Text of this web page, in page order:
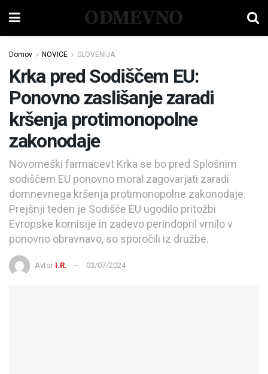
ODMEVNO
Domov NOVICE SLOVENIJA
Krka pred Sodiščem EU:
Ponovno zaslišanje zaradi
kršenja protimonopolne
zakonodaje
Novomeški farmacevt Krka se bo pred Splošnim
sodiščem EU ponovno moral zagovarjati zaradi
domnevnega kršenja protimonopolne zakonodaje.
Prejšnji teden je Sodišče EU ugodilo pritožbi
Evropske komisije in zadevo perindopril vrnilo v
ponovno obravnavo, so sporočili iz družbe.
Avtor I.R. 03/07/2024